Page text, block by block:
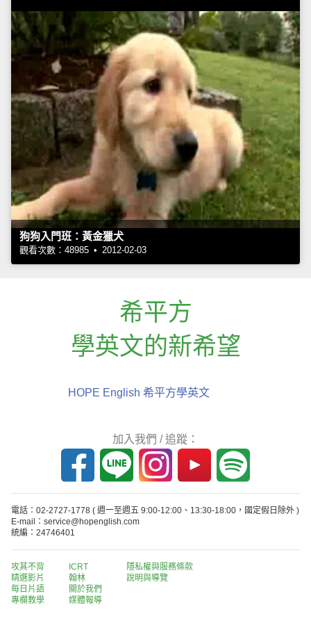
狗狗入門班：黃金獵犬
觀看次數：48985 • 2012-02-03
希平方
學英文的新希望
HOPE English 希平方學英文
加入我們 / 追蹤：
電話：02-2727-1778 ( 週一至週五 9:00-12:00、13:30-18:00，國定假日除外 )
E-mail：service@hopenglish.com
統編：24746401
攻其不背
精選影片
每日片語
專欄教學
ICRT
翰林
關於我們
媒體報導
隱私權與服務條款
說明與導覽